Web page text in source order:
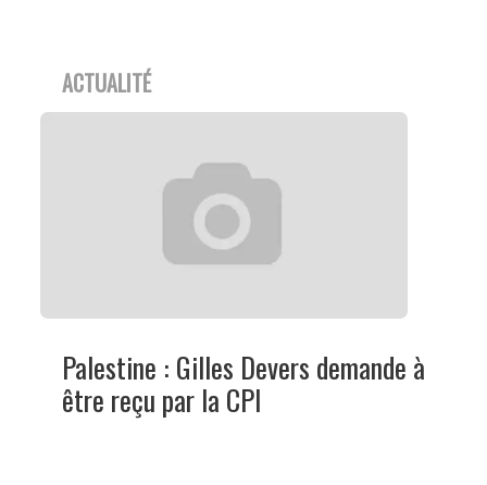
ACTUALITÉ
Palestine : Gilles Devers demande à
être reçu par la CPI